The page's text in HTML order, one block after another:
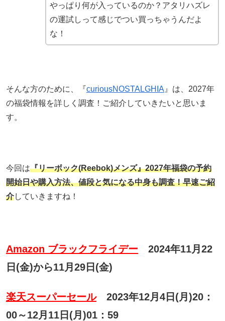
やっぱり何が入っているのか？アタリハズレ
の運試しって感じでつい買っちゃうんだよ
な！
そんな方のために、『curiousNOSTALGHIA 』は、2027年
の福袋情報を詳しく調査！ご紹介していきたいと思いま
す。
今回は『リーボック(Reebok)メンズ』2027年福袋の予約
開始日や購入方法、値段と気になる中身も調査！早速ご紹
介していきますね！
Amazon ブラックフライデー
2024年11月22
日(金)から11月29日(金)
楽天スーパーセール
2023年12月4日(月)20：
00～12月11日(月)01：59